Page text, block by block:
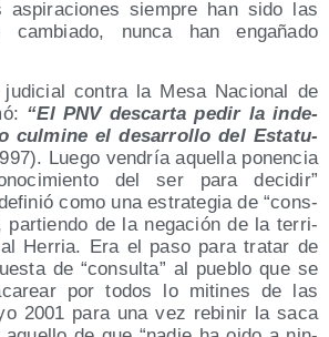
aspi­ra­cio­nes siem­pre han sido las
nun­ca han enga­ña­do
con­tra la Mesa Nacio­nal de
“El PNV des­car­ta pedir la inde­
cul­mi­ne el desa­rro­llo del Esta­tu­
Lue­go ven­dría aque­lla ponen­cia
del ser para deci­dir”
como una estra­te­gia de “cons­
par­tien­do de la nega­ción de la terri­
Herria. Era el paso para tra­tar de
de “con­sul­ta” al pue­blo que se
por todos lo miti­nes de las
2001 para una vez rebi­nir la saca